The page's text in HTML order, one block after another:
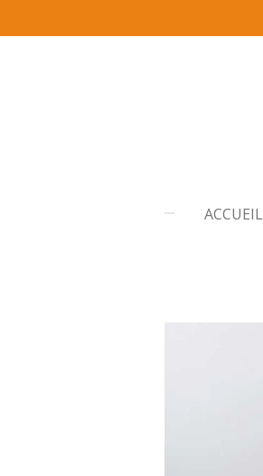
au
ACCUEIL